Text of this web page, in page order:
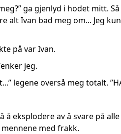
ga gjenlyd i hodet mitt.
alt Ivan bad meg om... Jeg
tenkte på var Ivan.
jeg.
legene overså meg totalt.
å eksplodere av å svare på
med frakk.